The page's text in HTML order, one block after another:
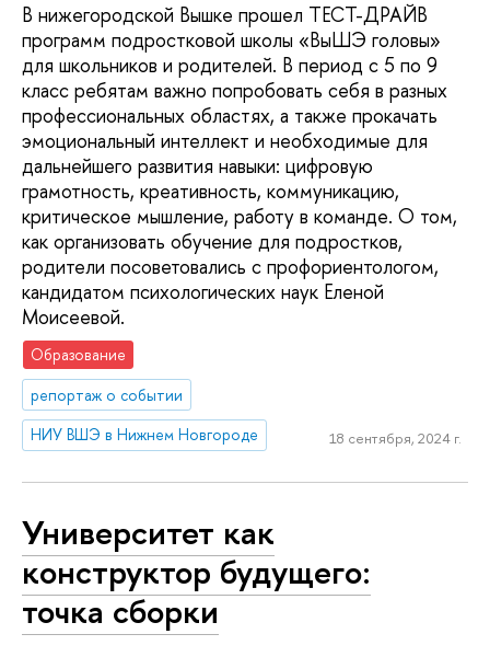
В нижегородской Вышке прошел ТЕСТ-ДРАЙВ
программ подростковой школы «ВыШЭ головы»
для школьников и родителей. В период с 5 по 9
класс ребятам важно попробовать себя в разных
профессиональных областях, а также прокачать
эмоциональный интеллект и необходимые для
дальнейшего развития навыки: цифровую
грамотность, креативность, коммуникацию,
критическое мышление, работу в команде. О том,
как организовать обучение для подростков,
родители посоветовались с профориентологом,
кандидатом психологических наук Еленой
Моисеевой.
Образование
репортаж о событии
НИУ ВШЭ в Нижнем Новгороде
18 сентября, 2024 г.
Университет как
конструктор будущего:
точка сборки